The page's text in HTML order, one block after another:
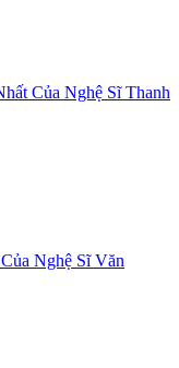
Của Nghệ Sĩ Thanh
Nghệ Sĩ Văn